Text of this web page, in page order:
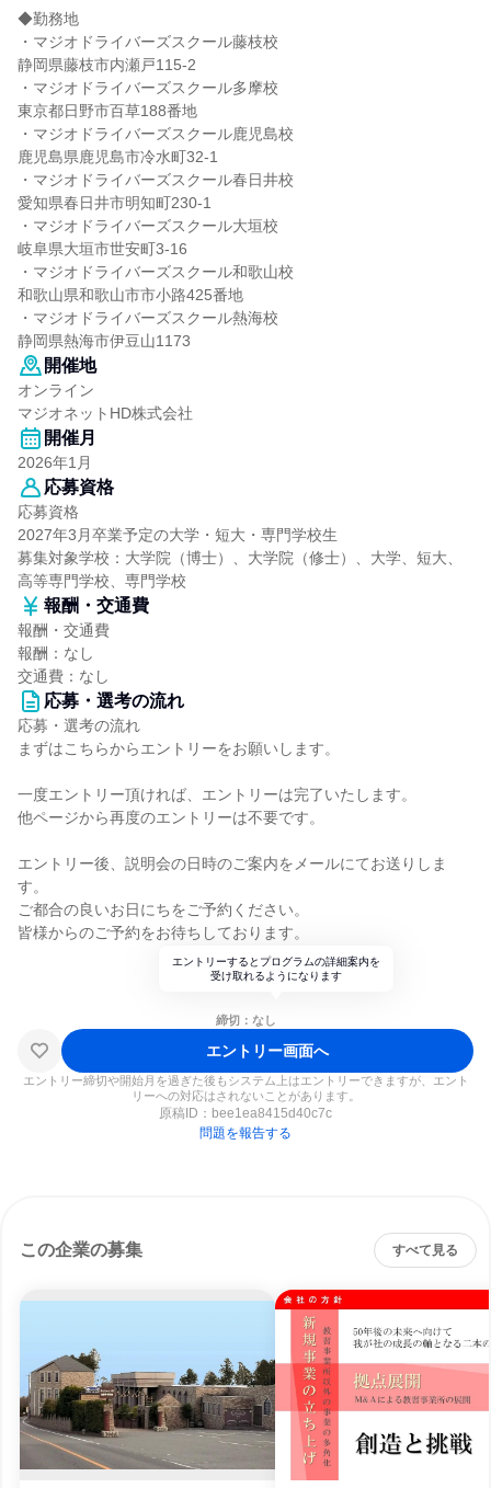
◆勤務地
・マジオドライバーズスクール藤枝校
静岡県藤枝市内瀬戸115-2
・マジオドライバーズスクール多摩校
東京都日野市百草188番地
・マジオドライバーズスクール鹿児島校
鹿児島県鹿児島市冷水町32-1
・マジオドライバーズスクール春日井校
愛知県春日井市明知町230-1
・マジオドライバーズスクール大垣校
岐阜県大垣市世安町3-16
・マジオドライバーズスクール和歌山校
和歌山県和歌山市市小路425番地
・マジオドライバーズスクール熱海校
静岡県熱海市伊豆山1173
開催地
オンライン
マジオネットHD株式会社
開催月
2026年1月
応募資格
応募資格
2027年3月卒業予定の大学・短大・専門学校生
募集対象学校：大学院（博士）、大学院（修士）、大学、短大、
高等専門学校、専門学校
報酬・交通費
報酬・交通費
報酬：なし
交通費：なし
応募・選考の流れ
応募・選考の流れ
まずはこちらからエントリーをお願いします。
一度エントリー頂ければ、エントリーは完了いたします。
他ページから再度のエントリーは不要です。
エントリー後、説明会の日時のご案内をメールにてお送りしま
す。
ご都合の良いお日にちをご予約ください。
皆様からのご予約をお待ちしております。
エントリーするとプログラムの詳細案内を
受け取れるようになります
締切：なし
エントリー画面へ
エントリー締切や開始月を過ぎた後もシステム上はエントリーできますが、エント
リーへの対応はされないことがあります。
原稿ID： bee1ea8415d40c7c
問題を報告する
この企業の募集 すべて見る